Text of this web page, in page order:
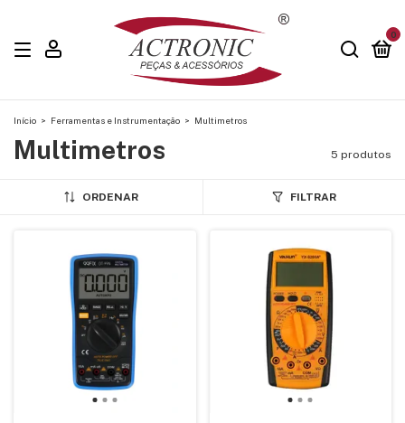
0
Início > Ferramentas e Instrumentação > Multimetros
Multimetros 5 produtos
ORDENAR FILTRAR